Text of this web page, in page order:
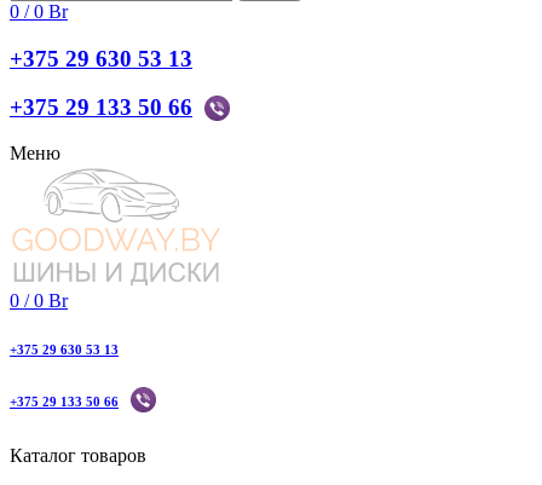
0 / 0 Br
+375 29 630 53 13
+375 29 133 50 66
Меню
0 / 0 Br
+375 29 630 53 13
+375 29 133 50 66
Каталог товаров